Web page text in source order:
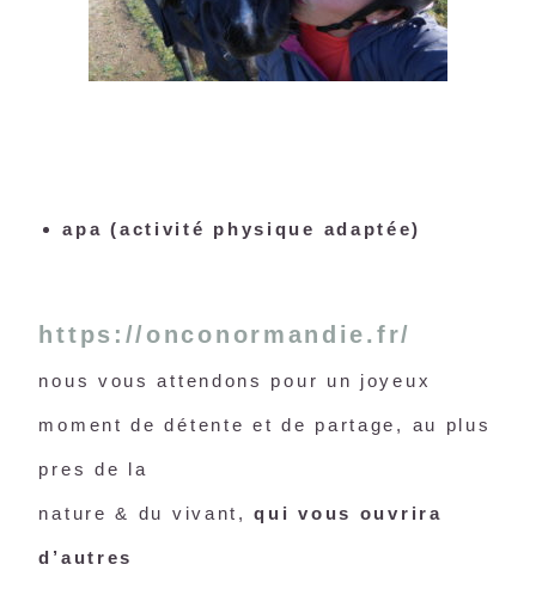
apa (activité physique adaptée)
https://onconormandie.fr/
nous vous attendons pour un joyeux
moment de détente et de partage, au plus
pres de la
nature & du vivant,qui vous ouvrira
d’autres